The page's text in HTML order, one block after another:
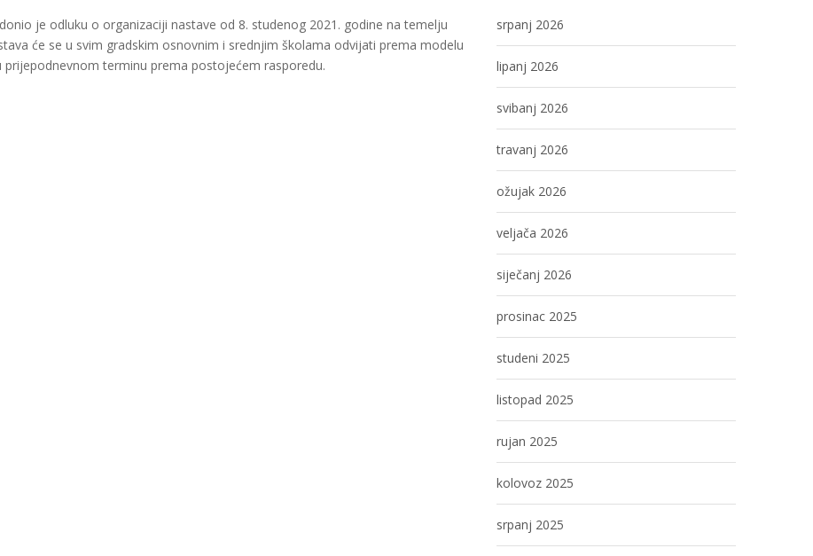
je odluku o organizaciji nastave od 8. studenog 2021. godine na temelju
će se u svim gradskim osnovnim i srednjim školama odvijati prema modelu
terminu prema postojećem rasporedu.
srpanj 2026
lipanj 2026
svibanj 2026
travanj 2026
ožujak 2026
veljača 2026
siječanj 2026
prosinac 2025
studeni 2025
listopad 2025
rujan 2025
kolovoz 2025
srpanj 2025